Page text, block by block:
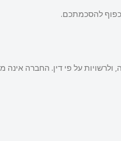
להסכמתכם.
על פי דין. החברה אינה